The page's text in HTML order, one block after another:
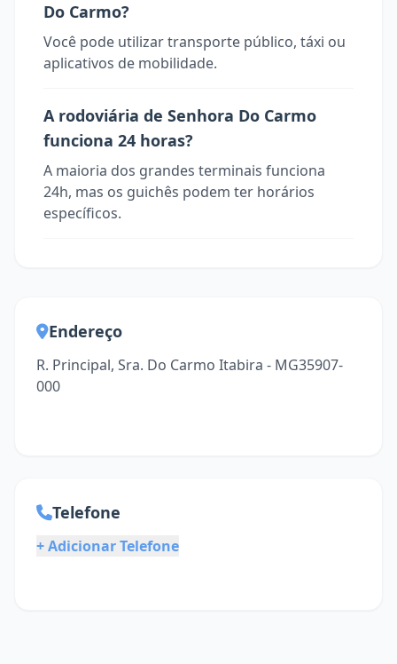
Do Carmo?
Você pode utilizar transporte público, táxi ou
aplicativos de mobilidade.
A rodoviária de Senhora Do Carmo
funciona 24 horas?
A maioria dos grandes terminais funciona
24h, mas os guichês podem ter horários
específicos.
Endereço
R. Principal, Sra. Do Carmo Itabira - MG35907-
000
Telefone
+ Adicionar Telefone